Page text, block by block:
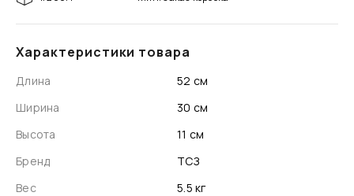
Характеристики товара
Длина
52 см
Ширина
30 см
Высота
11 см
Бренд
ТСЗ
Вес
5.5 кг